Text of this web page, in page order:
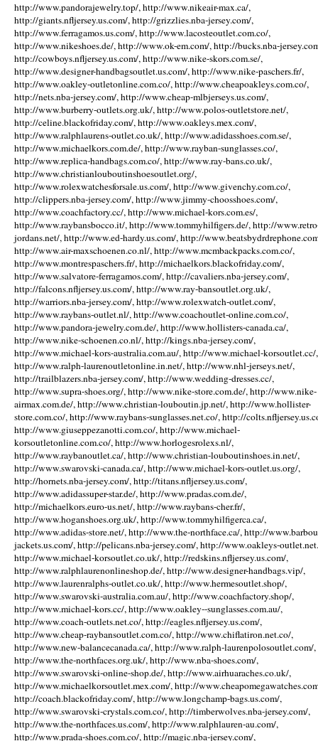
http://www.pandorajewelry.top/, http://www.nikeair-max.ca/,
http://giants.nfljersey.us.com/, http://grizzlies.nba-jersey.com/,
http://www.ferragamos.us.com/, http://www.lacosteoutlet.com.co/,
http://www.nikeshoes.de/, http://www.ok-em.com/, http://bucks.nba-
http://cowboys.nfljersey.us.com/, http://www.nike-skors.com.se/,
http://www.designer-handbagsoutlet.us.com/, http://www.nike-paschers.fr/,
http://www.oakley-outletonline.com.co/, http://www.cheapoakleys.com.co/,
http://nets.nba-jersey.com/, http://www.cheap-mlbjerseys.us.com/,
http://www.burberry-outlets.org.uk/, http://www.polos-outletstore.net/,
http://celine.blackofriday.com/, http://www.oakleys.mex.com/,
http://www.ralphlaurens-outlet.co.uk/, http://www.adidasshoes.com.se/,
http://www.michaelkors.com.de/, http://www.rayban-sunglasses.co/,
http://www.replica-handbags.com.co/, http://www.ray-bans.co.uk/,
http://www.christianlouboutinshoesoutlet.org/,
http://www.rolexwatchesforsale.us.com/, http://www.givenchy.com.co/,
http://clippers.nba-jersey.com/, http://www.jimmy-choosshoes.com/,
http://www.coachfactory.cc/, http://www.michael-kors.com.es/,
http://www.raybansbocco.it/, http://www.tommyhilfigers.de/, http://
jordans.net/, http://www.ed-hardy.us.com/, http://
http://www.air-maxschoenen.co.nl/, http://www.mcmbackpacks.com.co/,
http://www.montrespaschers.fr/, http://michaelkors.blackofriday.com/,
http://www.salvatore-ferragamos.com/, http://cavaliers.nba-jersey.com/,
http://falcons.nfljersey.us.com/, http://www.ray-bansoutlet.org.uk/,
http://warriors.nba-jersey.com/, http://www.rolexwatch-outlet.com/,
http://www.raybans-outlet.nl/, http://www.coachoutlet-online.com.co/,
http://www.pandora-jewelry.com.de/, http://www.hollisters-canada.ca/,
http://www.nike-schoenen.co.nl/, http://kings.nba-jersey.com/,
http://www.michael-kors-australia.com.au/, http://www.michael-korsoutlet.cc/,
http://www.ralph-laurenoutletonline.in.net/, http://www.nhl-jerseys.net/,
http://trailblazers.nba-jersey.com/, http://www.wedding-dresses.cc/,
http://www.supra-shoes.org/, http://www.nike-store.com.de/, http://www.nike-
airmax.com.de/, http://www.christian-louboutin.jp.net/, http://www.hollister-
store.com.co/, http://www.raybans-sunglasses.net.co/, http://
http://www.giuseppezanotti.com.co/, http://www.michael-
korsoutletonline.com.co/, http://www.horlogesrolexs.nl/,
http://www.raybanoutlet.ca/, http://www.christian-louboutinshoes.in.net/,
http://www.swarovski-canada.ca/, http://www.michael-kors-outlet.us.org/,
http://hornets.nba-jersey.com/, http://titans.nfljersey.us.com/,
http://www.adidassuper-star.de/, http://www.pradas.com.de/,
http://michaelkors.euro-us.net/, http://www.raybans-cher.fr/,
http://www.hoganshoes.org.uk/, http://www.tommyhilfigerca.ca/,
http://www.adidas-store.net/, http://www.the-northface.ca/, http://
jackets.us.com/, http://pelicans.nba-jersey.com/, http://www.oakleys-
http://www.michael-korsoutlet.co.uk/, http://redskins.nfljersey.us.com/,
http://www.ralphlaurenonlineshop.de/, http://www.designer-handbags.vip/,
http://www.laurenralphs-outlet.co.uk/, http://www.hermesoutlet.shop/,
http://www.swarovski-australia.com.au/, http://www.coachfactory.shop/,
http://www.michael-kors.cc/, http://www.oakley--sunglasses.com.au/,
http://www.coach-outlets.net.co/, http://eagles.nfljersey.us.com/,
http://www.cheap-raybansoutlet.com.co/, http://www.chiflatiron.net.co/,
http://www.new-balancecanada.ca/, http://www.ralph-laurenpolosoutlet.com/,
http://www.the-northfaces.org.uk/, http://www.nba-shoes.com/,
http://www.swarovski-online-shop.de/, http://www.airhuaraches.co.uk/,
http://www.michaelkorsoutlet.mex.com/, http://
http://coach.blackofriday.com/, http://www.longchamp-bags.us.com/,
http://www.swarovski-crystals.com.co/, http://timberwolves.nba-jersey.com/,
http://www.the-northfaces.us.com/, http://www.ralphlauren-au.com/,
http://www.prada-shoes.com.co/, http://magic.nba-jersey.com/,